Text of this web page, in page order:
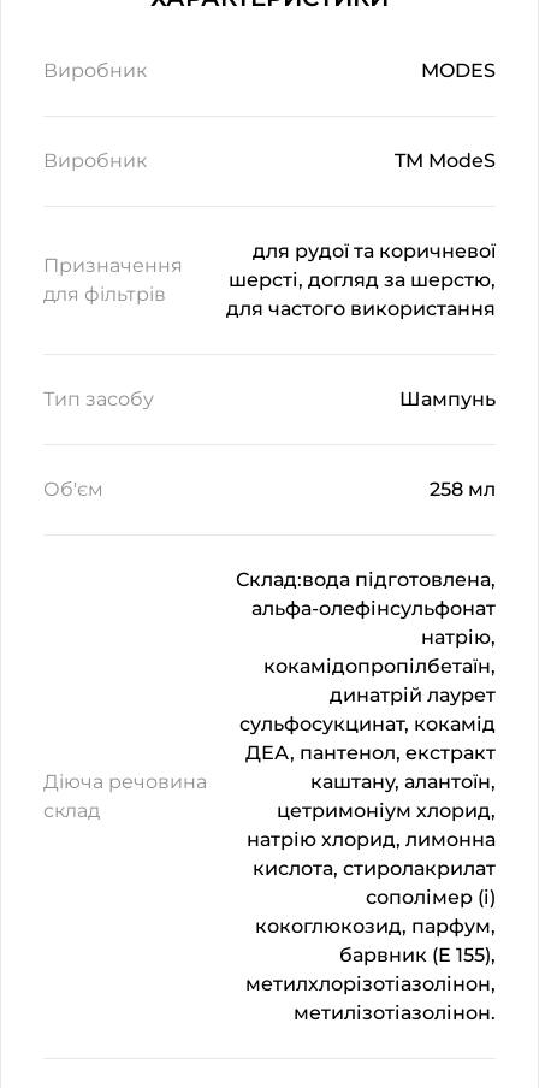
Виробник MODES
Виробник TM ModeS
Призначення
для фільтрів
для рудої та коричневої
шерсті, догляд за шерстю,
для частого використання
Тип засобу Шампунь
Об'єм 258 мл
Діюча речовина
склад
Склад:вода підготовлена,
альфа-олефінсульфонат
натрію,
кокамідопропілбетаїн,
динатрій лаурет
сульфосукцинат, кокамід
ДЕА, пантенол, екстракт
каштану, алантоїн,
цетримоніум хлорид,
натрію хлорид, лимонна
кислота, стиролакрилат
сополімер (і)
кокоглюкозид, парфум,
барвник (E 155),
метилхлорізотіазолінон,
метилізотіазолінон.